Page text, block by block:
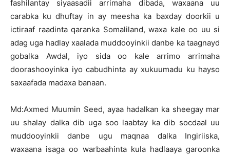
fashilantay siyaasadii arrimaha dibada, waxaana uu
carabka ku dhuftay in ay meesha ka baxday doorkii u
ictiraaf raadinta qaranka Somaliland, waxa kale oo uu si
adag uga hadlay xaalada muddooyinkii danbe ka taagnayd
gobalka Awdal, iyo sida oo kale arrimo arrimaha
doorashooyinka iyo cabudhinta ay xukuumadu ku hayso
saxaafada madaxa banaan.
Md:Axmed Muumin Seed, ayaa hadalkan ka sheegay mar
uu shalay dalka dib uga soo laabtay ka dib socdaal uu
muddooyinkii danbe ugu maqnaa dalka Ingiriiska,
waxaana isaga oo warbaahinta kula hadlaaya garoonka